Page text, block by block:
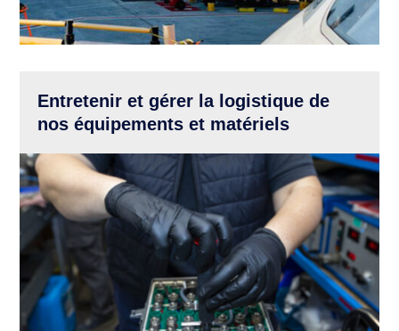
Entretenir et gérer la logistique de
nos équipements et matériels